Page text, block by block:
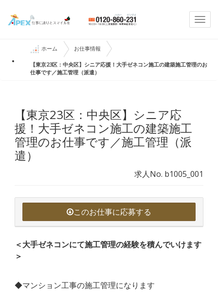
ホーム お仕事情報
【東京23区：中央区】シニア応援！大手ゼネコン施工の建築施工管理のお
仕事です／施工管理（派遣）
【東京23区：中央区】シニア応
援！大手ゼネコン施工の建築施工
管理のお仕事です／施工管理（派
遣）
求人No. b1005_001
このお仕事に応募する
＜大手ゼネコンにて施工管理の経験を積んでいけます
＞
◆マンション工事の施工管理になります